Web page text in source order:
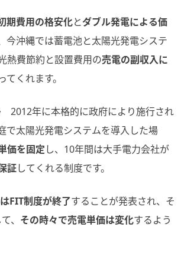
期費用の格安化とダブル発電による価
今沖縄では蓄電池と太陽光発電システ
熱費節約と設置費用の売電の副収入に
てくれます。
年に本格的に政府により施行され
で太陽光発電システムを導入した場
価を固定し、10年間は大手電力会社が
証してくれる制度です。
FIT制度が終了することが発表され、そ
、 その時々で売電単価は変化するよう